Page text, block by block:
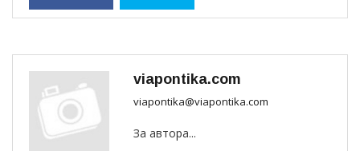
viapontika.com
viapontika@viapontika.com
За автора...